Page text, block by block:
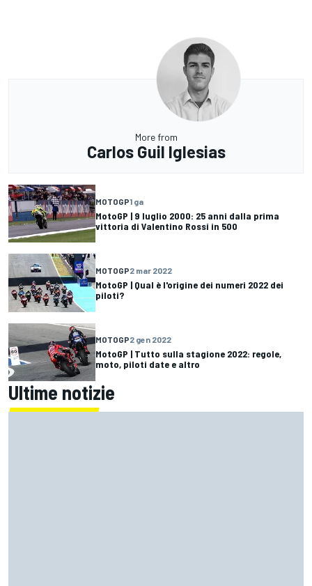
More from
Carlos Guil Iglesias
MOTOGP1 ga
MotoGP | 9 luglio 2000: 25 anni dalla prima
vittoria di Valentino Rossi in 500
MOTOGP2 mar 2022
MotoGP | Qual è l'origine dei numeri 2022 dei
piloti?
MOTOGP2 gen 2022
MotoGP | Tutto sulla stagione 2022: regole,
moto, piloti date e altro
Ultime notizie